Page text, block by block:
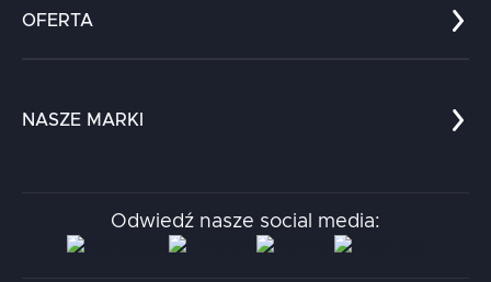
Kariera
Kontakt
OFERTA
Chatboty
NASZE MARKI
Aidapta
AI & NLP Day
Odwiedź nasze social media: